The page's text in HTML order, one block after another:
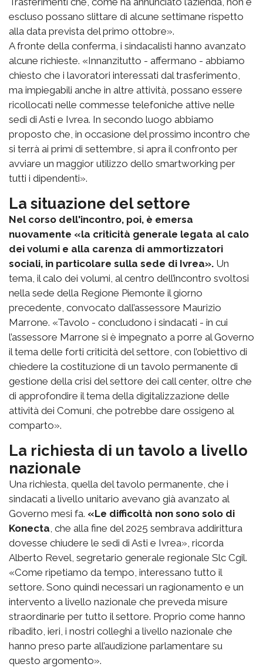
escluso possano slittare di alcune settimane rispetto
alla data prevista del primo ottobre».
A fronte della conferma, i sindacalisti hanno avanzato
alcune richieste. «Innanzitutto - affermano - abbiamo
chiesto che i lavoratori interessati dal trasferimento,
ma impiegabili anche in altre attività, possano essere
ricollocati nelle commesse telefoniche attive nelle
sedi di Asti e Ivrea. In secondo luogo abbiamo
proposto che, in occasione del prossimo incontro che
si terrà ai primi di settembre, si apra il confronto per
avviare un maggior utilizzo dello smartworking per
tutti i dipendenti».
La situazione del settore
Nel corso dell'incontro, poi, è emersa
nuovamente «la criticità generale legata al calo
dei volumi e alla carenza di ammortizzatori
sociali, in particolare sulla sede di Ivrea». Un
tema, il calo dei volumi, al centro dell’incontro svoltosi
nella sede della Regione Piemonte il giorno
precedente, convocato dall’assessore Maurizio
Marrone. «Tavolo - concludono i sindacati - in cui
l’assessore Marrone si è impegnato a porre al Governo
il tema delle forti criticità del settore, con l’obiettivo di
chiedere la costituzione di un tavolo permanente di
gestione della crisi del settore dei call center, oltre che
di approfondire il tema della digitalizzazione delle
attività dei Comuni, che potrebbe dare ossigeno al
comparto».
La richiesta di un tavolo a livello
nazionale
Una richiesta, quella del tavolo permanente, che i
sindacati a livello unitario avevano già avanzato al
Governo mesi fa. «Le difficoltà non sono solo di
Konecta , che alla fine del 2025 sembrava addirittura
dovesse chiudere le sedi di Asti e Ivrea», ricorda
Alberto Revel, segretario generale regionale Slc Cgil.
«Come ripetiamo da tempo, interessano tutto il
settore. Sono quindi necessari un ragionamento e un
intervento a livello nazionale che preveda misure
straordinarie per tutto il settore. Proprio come hanno
ribadito, ieri, i nostri colleghi a livello nazionale che
hanno preso parte all’audizione parlamentare su
questo argomento».